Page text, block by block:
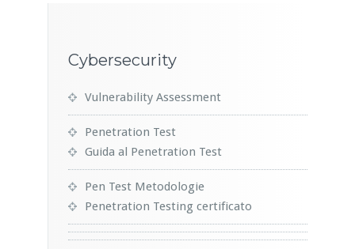
Cybersecurity
Vulnerability Assessment
Penetration Test
Guida al Penetration Test
Pen Test Metodologie
Penetration Testing certificato